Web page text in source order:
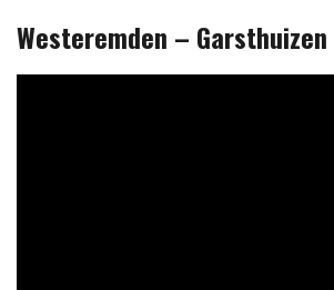
Westeremden –